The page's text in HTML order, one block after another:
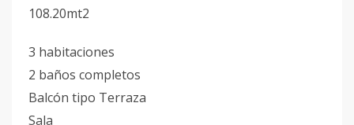
108.20mt2
3 habitaciones
2 baños completos
Balcón tipo Terraza
Sala